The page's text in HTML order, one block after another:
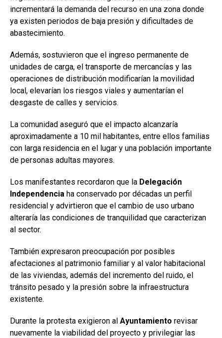
incrementará la demanda del recurso en una zona donde
ya existen periodos de baja presión y dificultades de
abastecimiento.
Además, sostuvieron que el ingreso permanente de
unidades de carga, el transporte de mercancías y las
operaciones de distribución modificarían la movilidad
local, elevarían los riesgos viales y aumentarían el
desgaste de calles y servicios.
La comunidad aseguró que el impacto alcanzaría
aproximadamente a 10 mil habitantes, entre ellos familias
con larga residencia en el lugar y una población importante
de personas adultas mayores.
Los manifestantes recordaron que la Delegación
Independencia ha conservado por décadas un perfil
residencial y advirtieron que el cambio de uso urbano
alteraría las condiciones de tranquilidad que caracterizan
al sector.
También expresaron preocupación por posibles
afectaciones al patrimonio familiar y al valor habitacional
de las viviendas, además del incremento del ruido, el
tránsito pesado y la presión sobre la infraestructura
existente.
Durante la protesta exigieron al Ayuntamiento revisar
nuevamente la viabilidad del proyecto y privilegiar las